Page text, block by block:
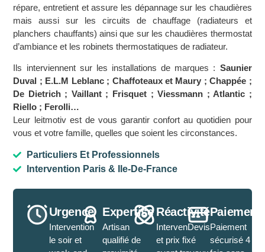
répare, entretient et assure les dépannage sur les chaudières
mais aussi sur les circuits de chauffage (radiateurs et
planchers chauffants) ainsi que sur les chaudières thermostat
d’ambiance et les robinets thermostatiques de radiateur.
Ils interviennent sur les installations de marques : Saunier
Duval ; E.L.M Leblanc ; Chaffoteaux et Maury ; Chappée ;
De Dietrich ; Vaillant ; Frisquet ; Viessmann ; Atlantic ;
Riello ; Ferolli…
Leur leitmotiv est de vous garantir confort au quotidien pour
vous et votre famille, quelles que soient les circonstances.
Particuliers Et Professionnels
Intervention Paris & Ile-De-France
Urgence
Intervention
le soir et
Expertise
Artisan
qualifié de
Réactivité
IntervenDevis
et prix fixé
Paiement
Paiement
sécurisé 4